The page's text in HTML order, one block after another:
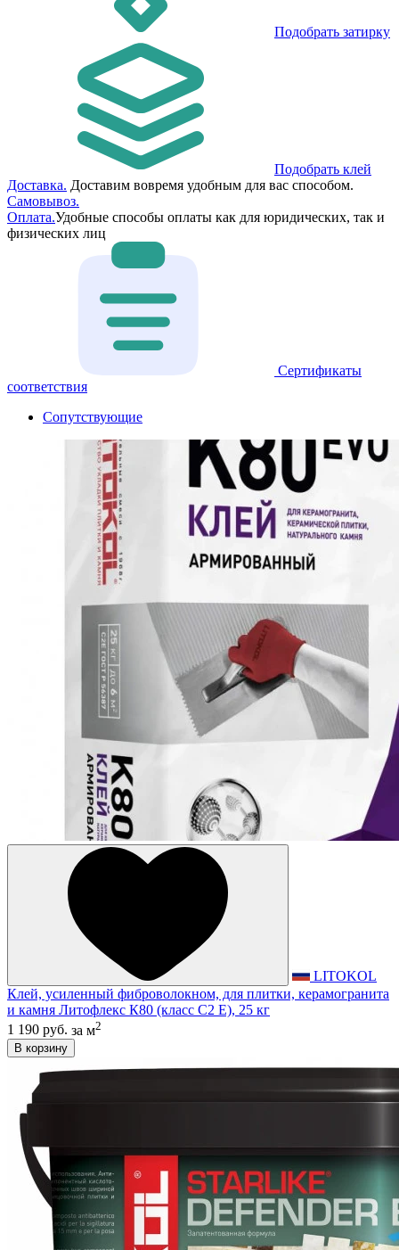
Подобрать затирку
Подобрать клей
Доставка. Доставим вовремя удобным для вас способом.
Самовывоз.
Оплата.Удобные способы оплаты как для юридических, так и
физических лиц
Сертификаты
соответствия
Сопутствующие
LITOKOL
Клей, усиленный фиброволокном, для плитки, керамогранита
и камня Литофлекс К80 (класс С2 E), 25 кг
1 190 руб. за м2
В корзину